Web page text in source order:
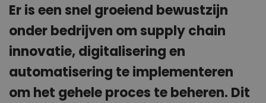
Er is een snel groeiend bewustzijn
onder bedrijven om supply chain
innovatie, digitalisering en
automatisering te implementeren
om het gehele proces te beheren. Dit